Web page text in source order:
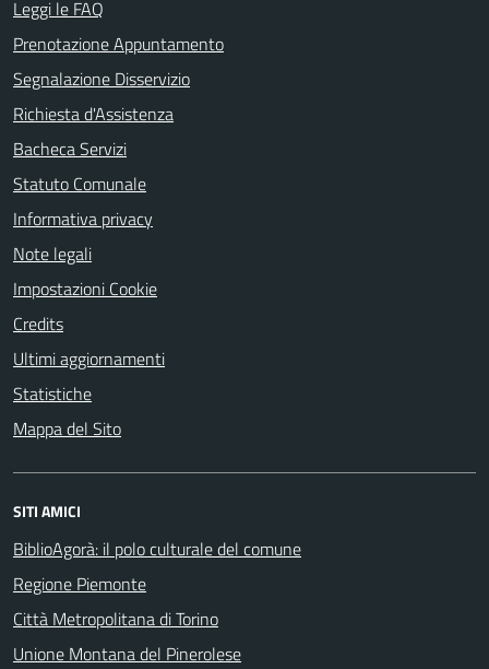
Leggi le FAQ
Prenotazione Appuntamento
Segnalazione Disservizio
Richiesta d'Assistenza
Bacheca Servizi
Statuto Comunale
Informativa privacy
Note legali
Impostazioni Cookie
Credits
Ultimi aggiornamenti
Statistiche
Mappa del Sito
SITI AMICI
BiblioAgorà: il polo culturale del comune
Regione Piemonte
Città Metropolitana di Torino
Unione Montana del Pinerolese